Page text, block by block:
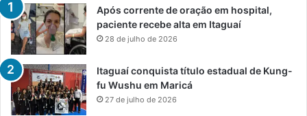
Após corrente de oração em hospital,
paciente recebe alta em Itaguaí
28 de julho de 2026
Itaguaí conquista título estadual de Kung-
fu Wushu em Maricá
27 de julho de 2026